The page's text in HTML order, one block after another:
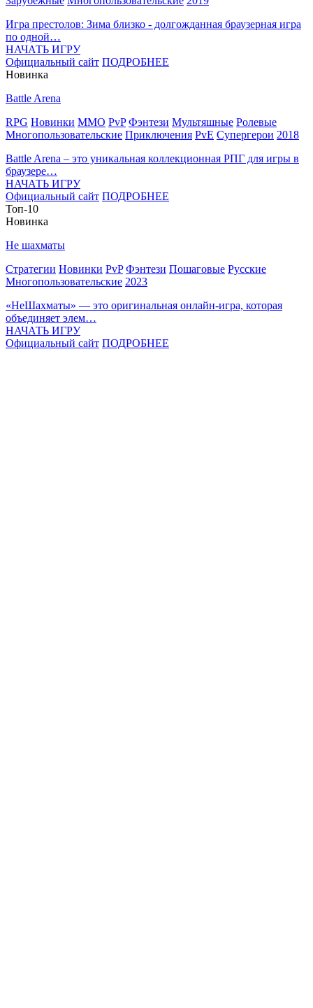
Игра престолов: Зима близко - долгожданная браузерная игра
по одной…
НАЧАТЬ ИГРУ
Официальный сайт ПОДРОБНЕЕ
Новинка
Battle Arena
RPG Новинки MMO PvP Фэнтези Мультяшные Ролевые
Многопользовательские Приключения PvE Супергерои 2018
Battle Arena – это уникальная коллекционная РПГ для игры в
браузере…
НАЧАТЬ ИГРУ
Официальный сайт ПОДРОБНЕЕ
Топ-10
Новинка
Не шахматы
Стратегии Новинки PvP Фэнтези Пошаговые Русские
Многопользовательские 2023
«НеШахматы» — это оригинальная онлайн-игра, которая
объединяет элем…
НАЧАТЬ ИГРУ
Официальный сайт ПОДРОБНЕЕ